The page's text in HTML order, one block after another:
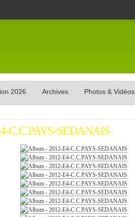
2026 Archives Photos & Vidéos
C.C.PAYS-SEDANAIS